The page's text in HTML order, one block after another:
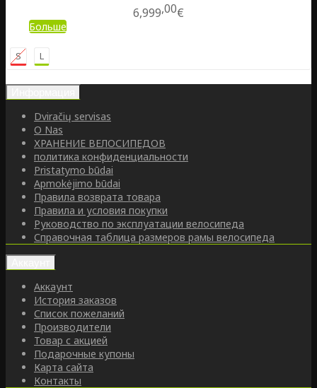
6,999 00€
Больше
S L
Dviračių servisas
O Nas
ХРАНЕНИЕ ВЕЛОСИПЕДОВ
политика конфиденциальности
Pristatymo būdai
Apmokėjimo būdai
Правила возврата товара
Правила и условия покупки
Руководство по эксплуатации велосипеда
Справочная таблица размеров рамы велосипеда
Аккаунт
История заказов
Список пожеланий
Производители
Товар с акцией
Подарочные купоны
Карта сайта
Контакты